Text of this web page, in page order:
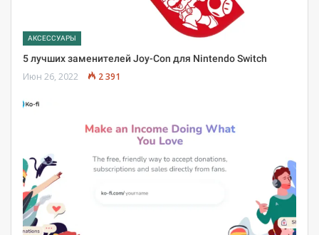
АКСЕССУАРЫ
5 лучших заменителей Joy-Con для Nintendo Switch
Июн 26, 2022 2 391